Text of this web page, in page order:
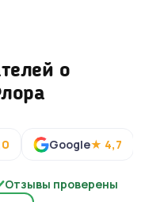
о
Google★ 4,7
Отзывы проверены